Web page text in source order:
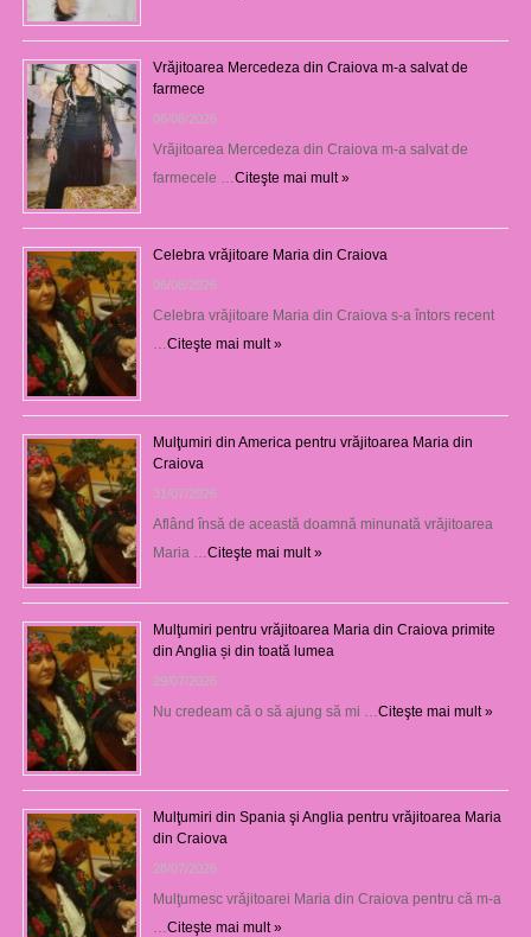
Vrăjitoarea Mercedeza din Craiova m-a salvat de
farmece
06/08/2026
Vrăjitoarea Mercedeza din Craiova m-a salvat de
farmecele … Citeşte mai mult »
Celebra vrăjitoare Maria din Craiova
06/08/2026
Celebra vrăjitoare Maria din Craiova s-a întors recent
Citeşte mai mult »
Mulţumiri din America pentru vrăjitoarea Maria din
Craiova
31/07/2026
Aflând însă de această doamnă minunată vrăjitoarea
Maria … Citeşte mai mult »
Mulţumiri pentru vrăjitoarea Maria din Craiova primite
din Anglia și din toată lumea
29/07/2026
Nu credeam că o să ajung să mi … Citeşte mai mult »
Mulţumiri din Spania şi Anglia pentru vrăjitoarea Maria
din Craiova
28/07/2026
Mulţumesc vrăjitoarei Maria din Craiova pentru că m-a
Citeşte mai mult »